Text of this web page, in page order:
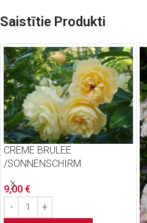
Saistītie Produkti
CREME BRULEE
/SONNENSCHIRM
9,00 €